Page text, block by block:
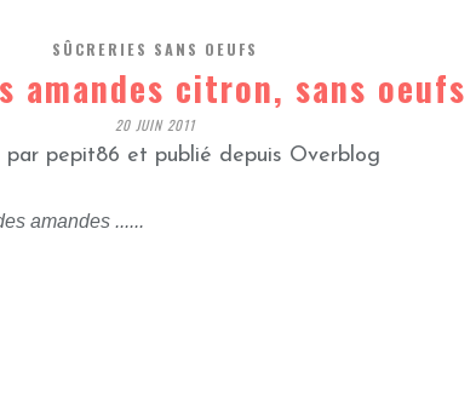
SÛCRERIES SANS OEUFS
amandes citron, sans oeufs
20 JUIN 2011
par pepit86 et publié depuis Overblog
amandes ......